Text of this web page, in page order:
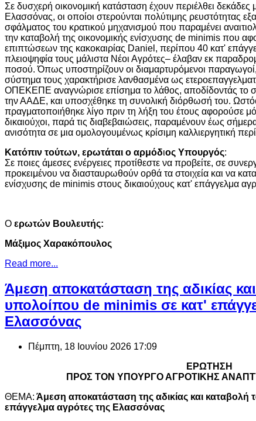
Σε δυσχερή οικονομική κατάσταση έχουν περιέλθει
Ελασσόνας, οι οποίοι στερούνται πολύτιμης ρευστότητας
σφάλματος του κρατικού μηχανισμού που παραμένει
την καταβολή της οικονομικής ενίσχυσης de minimis που
επιπτώσεων της κακοκαιρίας Daniel, περίπου 40 κατ'
πλειοψηφία τους μάλιστα Νέοι Αγρότες– έλαβαν εκ
ποσού. Όπως υποστηρίζουν οι διαμαρτυρόμενοι παραγωγοί,
σύστημα τους χαρακτήρισε λανθασμένα ως
ΟΠΕΚΕΠΕ αναγνώρισε επίσημα το λάθος, αποδίδοντάς το
την ΑΑΔΕ, και υποσχέθηκε τη συνολική διόρθωσή του.
πραγματοποιήθηκε λίγο πριν τη λήξη του έτους αφορούσε
δικαιούχοι, παρά τις διαβεβαιώσεις, παραμένουν έως
ανισότητα σε μια ομολογουμένως κρίσιμη καλλιεργητική
Κατόπιν τούτων, ερωτάται ο αρμόδιος Υπουργός:
Σε ποιες άμεσες ενέργειες προτίθεστε να προβείτε, σε
προκειμένου να διασταυρωθούν ορθά τα στοιχεία και να
ενίσχυσης de minimis στους δικαιούχους κατ' επάγγελμα
Ο ερωτών Βουλευτής:
Μάξιμος Χαρακόπουλος
Read more...
Άμεση αποκατάσταση της αδικίας
υπολοίπου de minimis σε κατ'
Ελασσόνας
Πέμπτη, 18 Ιουνίου 2026 17:09
ΕΡΩΤΗΣΗ
ΠΡΟΣ ΤΟΝ ΥΠΟΥΡΓΟ ΑΓΡΟΤΙΚΗΣ
ΘΕΜΑ: Άμεση αποκατάσταση της αδικίας και καταβολή
επάγγελμα αγρότες της Ελασσόνας